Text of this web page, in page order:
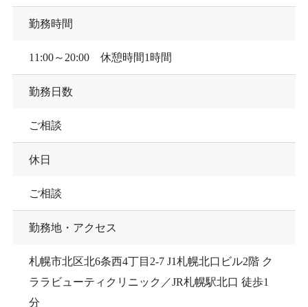
勤務時間
11:00～20:00 休憩時間1時間
勤務日数
ご相談
休日
ご相談
勤務地・アクセス
札幌市北区北6条⻄4丁⽬2-7 J1札幌北⼝ビル2階 ク
ララビューティクリニック／JR札幌駅北口 徒歩1
分